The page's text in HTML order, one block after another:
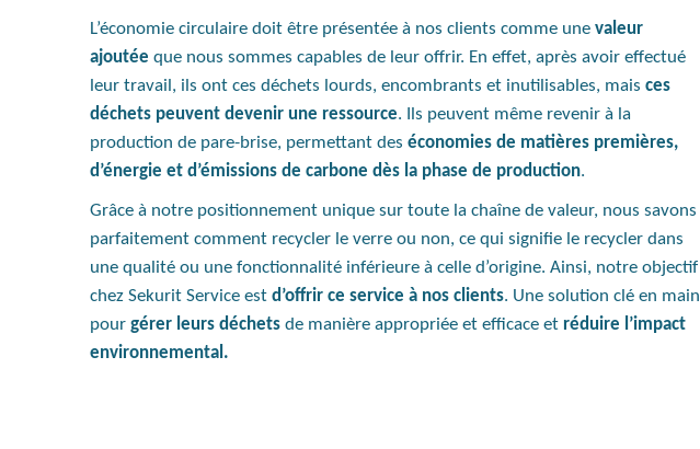
L’économie circulaire doit être présentée à nos clients comme une valeur
ajoutée que nous sommes capables de leur offrir. En effet, après avoir effectué
leur travail, ils ont ces déchets lourds, encombrants et inutilisables, mais ces
déchets peuvent devenir une ressource. Ils peuvent même revenir à la
production de pare-brise, permettant des économies de matières premières,
d’énergie et d’émissions de carbone dès la phase de production.
Grâce à notre positionnement unique sur toute la chaîne de valeur, nous savons
parfaitement comment recycler le verre ou non, ce qui signifie le recycler dans
une qualité ou une fonctionnalité inférieure à celle d’origine. Ainsi, notre objectif
chez Sekurit Service est d’offrir ce service à nos clients. Une solution clé en main
pour gérer leurs déchets de manière appropriée et efficace et réduire l’impact
environnemental.